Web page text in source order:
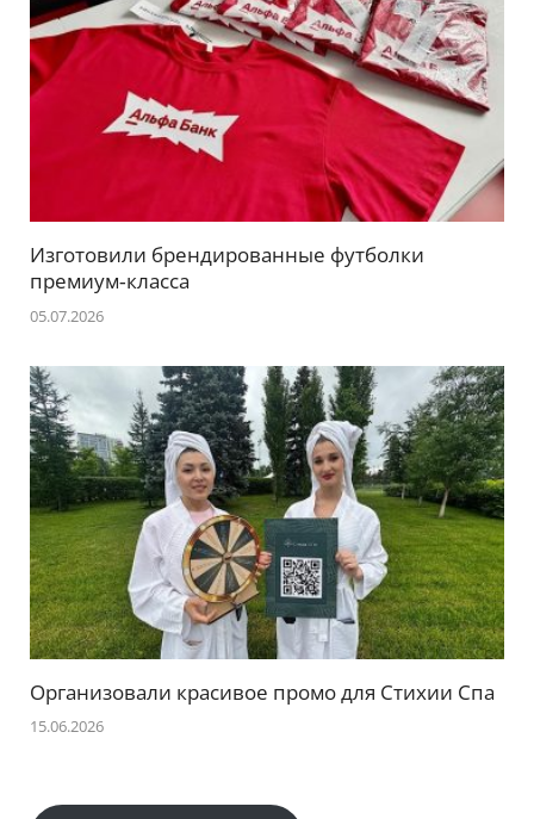
Изготовили брендированные футболки
премиум‑класса
05.07.2026
Организовали красивое промо для Стихии Спа
15.06.2026